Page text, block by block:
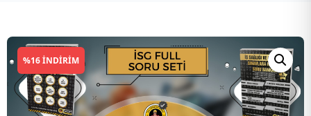
%16 İNDIRIM